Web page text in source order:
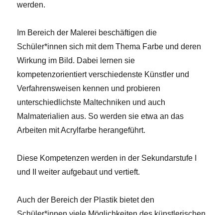
werden.
Im Bereich der Malerei beschäftigen die
Schüler*innen sich mit dem Thema Farbe und deren
Wirkung im Bild. Dabei lernen sie
kompetenzorientiert verschiedenste Künstler und
Verfahrensweisen kennen und probieren
unterschiedlichste Maltechniken und auch
Malmaterialien aus. So werden sie etwa an das
Arbeiten mit Acrylfarbe herangeführt.
Diese Kompetenzen werden in der Sekundarstufe I
und II weiter aufgebaut und vertieft.
Auch der Bereich der Plastik bietet den